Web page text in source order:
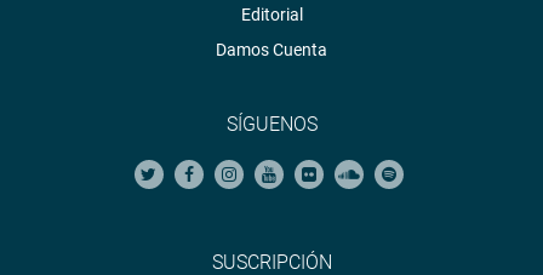
Editorial
Damos Cuenta
SÍGUENOS
SUSCRIPCIÓN